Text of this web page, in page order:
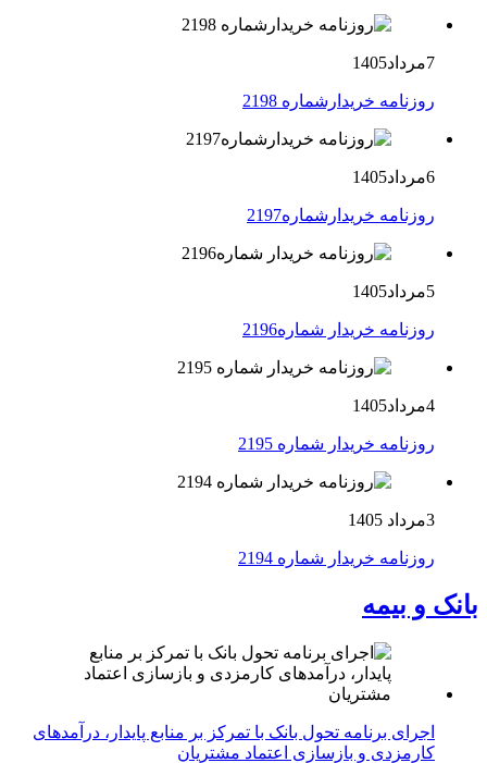
7مرداد1405
روزنامه خریدارشماره 2198
6مرداد1405
روزنامه خریدارشماره2197
5مرداد1405
روزنامه خریدار شماره2196
4مرداد1405
روزنامه خریدار شماره 2195
3مرداد 1405
روزنامه خریدار شماره 2194
بانک و بیمه
اجرای برنامه تحول بانک با تمرکز بر منابع پایدار، درآمدهای
کارمزدی و بازسازی اعتماد مشتریان